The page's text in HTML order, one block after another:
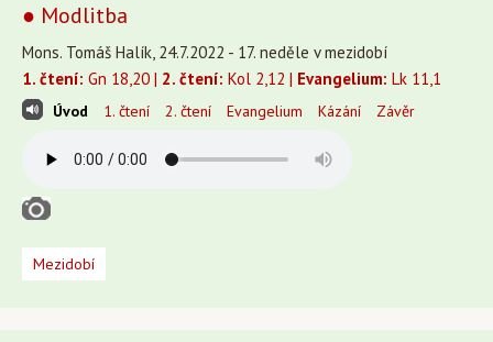
● Modlitba
Mons. Tomáš Halík, 24.7.2022 - 17. neděle v mezidobí
1. čtení: Gn 18,20 | 2. čtení: Kol 2,12 | Evangelium: Lk 11,1
Úvod 1. čtení 2. čtení Evangelium Kázání Závěr
Mezidobí